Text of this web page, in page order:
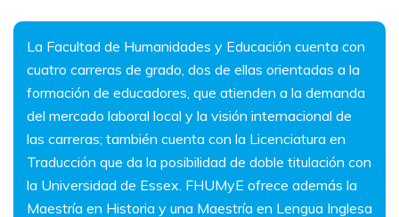
La Facultad de Humanidades y Educación cuenta con
cuatro carreras de grado, dos de ellas orientadas a la
formación de educadores, que atienden a la demanda
del mercado laboral local y la visión internacional de
las carreras; también cuenta con la Licenciatura en
Traducción que da la posibilidad de doble titulación con
la Universidad de Essex. FHUMyE ofrece además la
Maestría en Historia y una Maestría en Lengua Inglesa